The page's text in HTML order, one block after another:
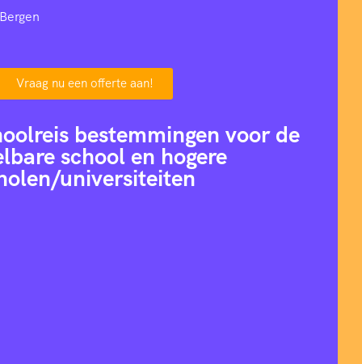
Vraag nu een offerte aan!
bestemmingen voor de
school en hogere
universiteiten